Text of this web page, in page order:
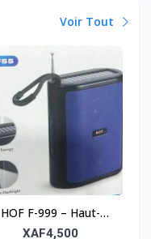
Voir Tout
HOF F-999 – Haut-
parleur solaire sans fil
XAF4,500